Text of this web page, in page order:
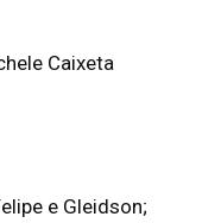
Caixeta
e Gleidson;